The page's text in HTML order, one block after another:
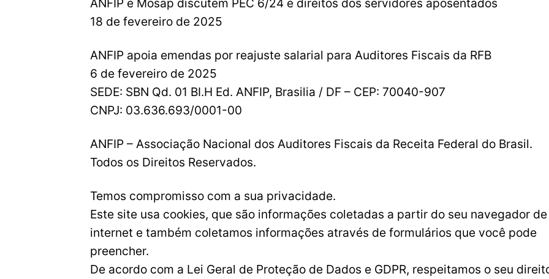
ANFIP e Mosap discutem PEC 6/24 e direitos dos servidores aposentados
18 de fevereiro de 2025
ANFIP apoia emendas por reajuste salarial para Auditores Fiscais da RFB
6 de fevereiro de 2025
SEDE: SBN Qd. 01 BI.H Ed. ANFIP, Brasilia / DF – CEP: 70040-907
CNPJ: 03.636.693/0001-00
ANFIP – Associação Nacional dos Auditores Fiscais da Receita Federal do Brasil.
Todos os Direitos Reservados.
Temos compromisso com a sua privacidade.
Este site usa cookies, que são informações coletadas a partir do seu navegador de
internet e também coletamos informações através de formulários que você pode
preencher.
De acordo com a Lei Geral de Proteção de Dados e GDPR, respeitamos o seu